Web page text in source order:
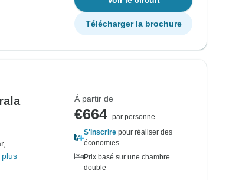
Télécharger la brochure
plus
À partir de
€664 par personne
S'inscrire pour réaliser des
économies
Prix basé sur une chambre
double